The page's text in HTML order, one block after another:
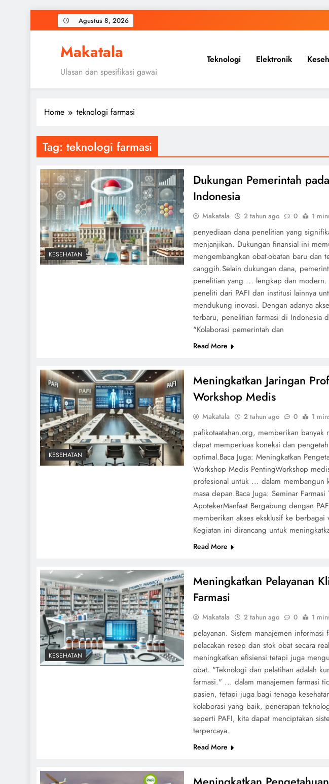
to
Agustus 8, 2026
Makatala
Ulasan dan spesifikasi gawai
Teknologi Elektronik
Home teknologi farmasi
Tag: teknologi farmasi
KESEHATAN
Dukungan Pemerintah
Indonesia
Makatala 2 tahun ago 0 1
penyediaan dana penelitian yang
menjanjikan. Dukungan finansial ini
mengembangkan obat-obatan baru dan
canggih.Selain dukungan dana,
penelitian yang ... lengkap dan
peneliti dari PAFI dan institusi lainnya
mendukung inovasi. Dengan adanya
terbaru, penelitian farmasi di Indonesia
"Kolaborasi pemerintah dan
Read More
KESEHATAN
Meningkatkan Jaringan
Workshop Medis
Makatala 2 tahun ago 0 1
pafikotaatahan.org, memberikan
dapat memperluas koneksi dan
optimal.Baca Juga: Meningkatkan
Workshop Medis PentingWorkshop
profesional untuk ... dalam
masa depan.Baca Juga: Seminar
ApotekerManfaat Bergabung dengan
memberikan akses eksklusif ke
Kegiatan ini dirancang untuk
Read More
KESEHATAN
Meningkatkan Pelayanan
Farmasi
Makatala 2 tahun ago 0 1
pelayanan. Sistem manajemen
pelacakan resep dan stok obat secara
meningkatkan efisiensi tetapi juga
obat. "Teknologi dan pelatihan adalah
farmasi." ... dalam manajemen farmasi
pasien, tetapi juga bagi tenaga
kolaborasi yang baik, penerapan
seperti PAFI, kita dapat menciptakan
terpercaya.
Read More